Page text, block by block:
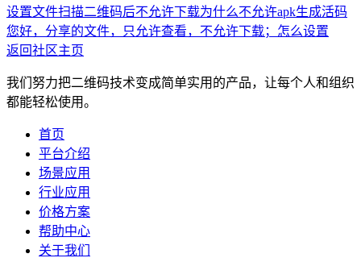
设置文件扫描二维码后不允许下载为什么不允许apk生成活码
您好，分享的文件，只允许查看，不允许下载；怎么设置
返回社区主页
我们努力把二维码技术变成简单实用的产品，让每个人和组织
都能轻松使用。
首页
平台介绍
场景应用
行业应用
价格方案
帮助中心
关于我们